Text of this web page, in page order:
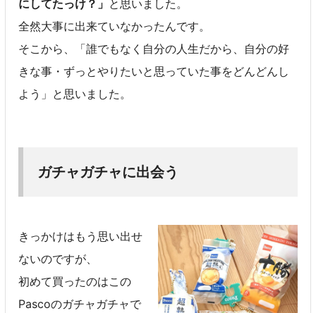
にしてたっけ？」 と思いました。
全然大事に出来ていなかったんです。
そこから、「誰でもなく自分の人生だから、自分の好
きな事・ずっとやりたいと思っていた事をどんどんし
よう」と思いました。
ガチャガチャに出会う
きっかけはもう思い出せ
ないのですが、
初めて買ったのはこの
Pascoのガチャガチャで